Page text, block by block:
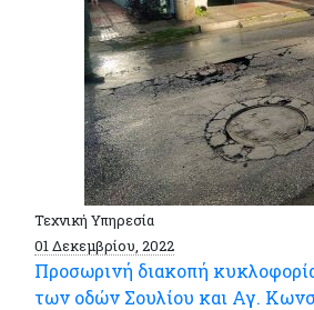
Τεχνική Υπηρεσία
01 Δεκεμβρίου, 2022
Προσωρινή διακοπή
των οδών Σουλίου και Αγ.